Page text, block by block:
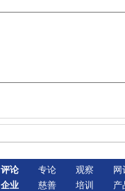
评论
企业
专论
慈善
观察
培训
网
产